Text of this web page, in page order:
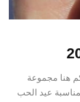
الحب 2018 اخترت لكم هنا مجموعة
عيد الحب